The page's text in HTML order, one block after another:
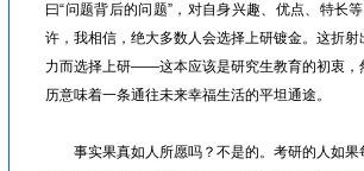
曰“问题背后的问题”，对自身兴趣、优点、特长
许，我相信，绝大多数人会选择上研镀金。这折
力而选择上研——这本应该是研究生教育的初衷，
历意味着一条通往未来幸福生活的平坦通途。
事实果真如人所愿吗？不是的。考研的人如果